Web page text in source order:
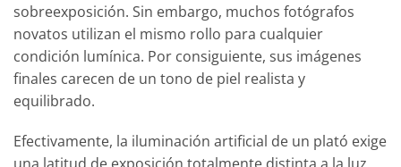
sobreexposición. Sin embargo, muchos fotógrafos
novatos utilizan el mismo rollo para cualquier
condición lumínica. Por consiguiente, sus imágenes
finales carecen de un tono de piel realista y
equilibrado.
Efectivamente, la iluminación artificial de un plató exige